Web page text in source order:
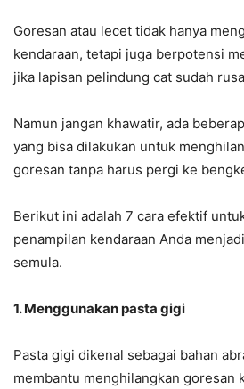
Goresan atau lecet tidak hanya
kendaraan, tetapi juga berpotensi
jika lapisan pelindung cat sudah
Namun jangan khawatir, ada
yang bisa dilakukan untuk
goresan tanpa harus pergi ke
Berikut ini adalah 7 cara efektif
penampilan kendaraan Anda
semula.
1. Menggunakan pasta gigi
Pasta gigi dikenal sebagai bahan
membantu menghilangkan goresan